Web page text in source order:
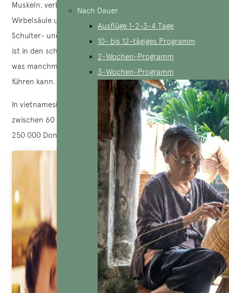
Nach Dauer
Ausflüge 1-2-3-4 Tage
10- bis 12-tägiges Programm
2-Wochen-Programm
3-Wochen-Programm
Muskeln, verbessert die Durchblutung, streckt die
Wirbelsäule und lindert schnell und effektiv Schmerzen im
Schulter- und Nackenbereich. Die therapeutische Massage
ist in den schmerzenden Bereichen tiefer und intensiver,
was manchmal zu einem stärkeren Schmerzempfinden
führen kann.
In vietnamesischen Spas dauert eine Massage in der Regel
zwischen 60 und 90 Minuten, und die Preise beginnen bei
250 000 Dongs für eine Sitzung.